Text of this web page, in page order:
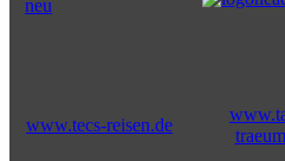
www.tecs-reisen.de